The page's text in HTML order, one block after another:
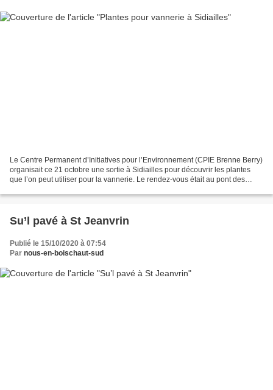
Le Centre Permanent d’Initiatives pour l’Environnement (CPIE Brenne Berry)
organisait ce 21 octobre une sortie à Sidiailles pour découvrir les plantes
que l’on peut utiliser pour la vannerie. Le rendez-vous était au pont des
Su’l pavé à St Jeanvrin
Publié le 15/10/2020 à 07:54
Par nous-en-boischaut-sud